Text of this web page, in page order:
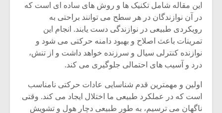
این مقاله شامل تکنیک ها و روش های ساده ای است که
در آن نوازندگان در هر سطح می توانند براحتی به
رویکردی طبیعی در نوازندگی دست یابند. انجام این
تمرینات باعث اصلاح و بهبود دامنه حرکتی می شود و
نوازنده کنترلی سیال و سرزنده خواهد داشت و از تنش،
درد و آسیب های احتمالی جلوگیری می کند.
اولین و مهمترین قدم شناسایی عادات حرکتی نامناسب
است که در عملکرد طبیعی ما اختلال ایجاد می کند. وقتی
ناگهان می ترسیم، به طور طبیعی دچار هول و تشویش
میکلوش روژا